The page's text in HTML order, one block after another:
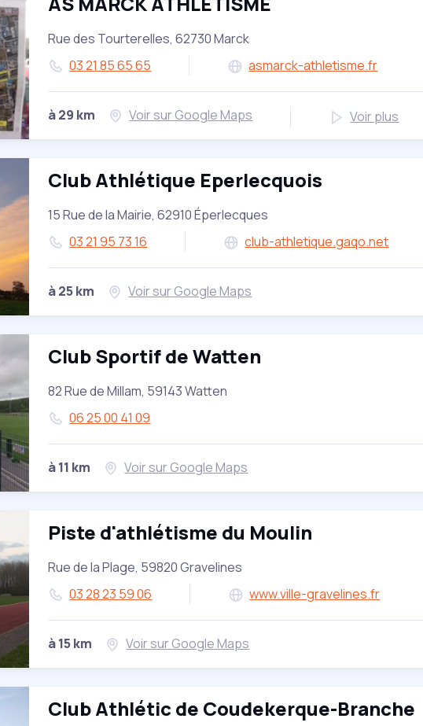
Rue des Tourterelles, 62730 Marck
03 21 85 65 65
asmarck-athletisme.fr
à 29 km Voir sur Google Maps Voir plus
Club Athlétique Eperlecquois
15 Rue de la Mairie, 62910 Éperlecques
03 21 95 73 16
club-athletique.gaqo.net
à 25 km Voir sur Google Maps
Club Sportif de Watten
82 Rue de Millam, 59143 Watten
06 25 00 41 09
à 11 km Voir sur Google Maps
Piste d'athlétisme du Moulin
Rue de la Plage, 59820 Gravelines
03 28 23 59 06
www.ville-gravelines.fr
à 15 km Voir sur Google Maps
Club Athlétic de Coudekerque-Branche